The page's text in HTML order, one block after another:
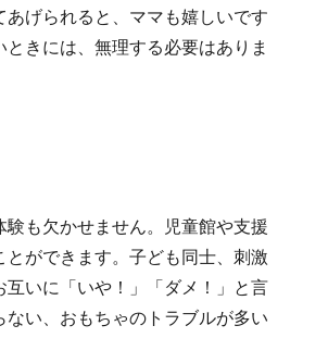
げられると、ママも嬉しいです
きには、無理する必要はありま
も欠かせません。児童館や支援
ができます。子ども同士、刺激
いに「いや！」「ダメ！」と言
い、おもちゃのトラブルが多い